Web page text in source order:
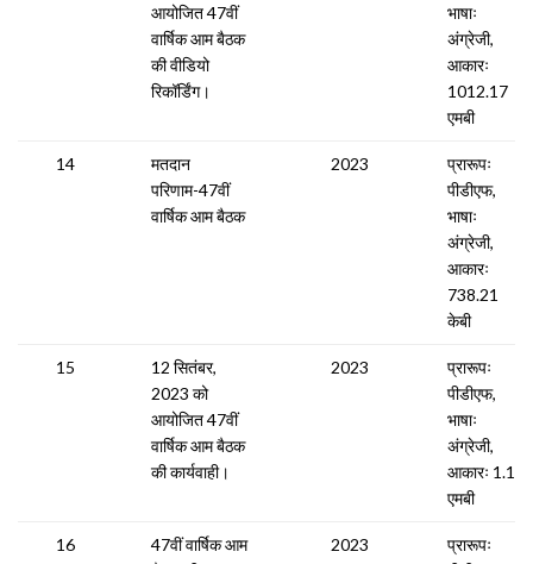
आयोजित 47वीं
वार्षिक आम बैठक
की वीडियो
रिकॉर्डिंग।
भाषाः
अंग्रेजी,
आकारः
1012.17
एमबी
14
मतदान
परिणाम-47वीं
वार्षिक आम बैठक
2023
प्रारूपः
पीडीएफ,
भाषाः
अंग्रेजी,
आकारः
738.21
केबी
15
12 सितंबर,
2023 को
आयोजित 47वीं
वार्षिक आम बैठक
की कार्यवाही।
2023
प्रारूपः
पीडीएफ,
भाषाः
अंग्रेजी,
आकारः 1.11
एमबी
16
47वीं वार्षिक आम
2023
प्रारूपः